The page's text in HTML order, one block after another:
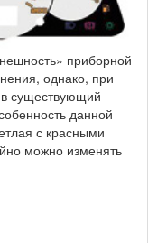
приборной
однако, при
существующий
данной
с красными
можно изменять